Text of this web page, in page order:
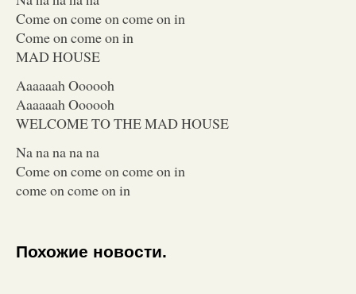
Come on come on come on in
Come on come on in
MAD HOUSE
Aaaaaah Oooooh
Aaaaaah Oooooh
WELCOME TO THE MAD HOUSE
Na na na na na
Come on come on come on in
come on come on in
Похожие новости.